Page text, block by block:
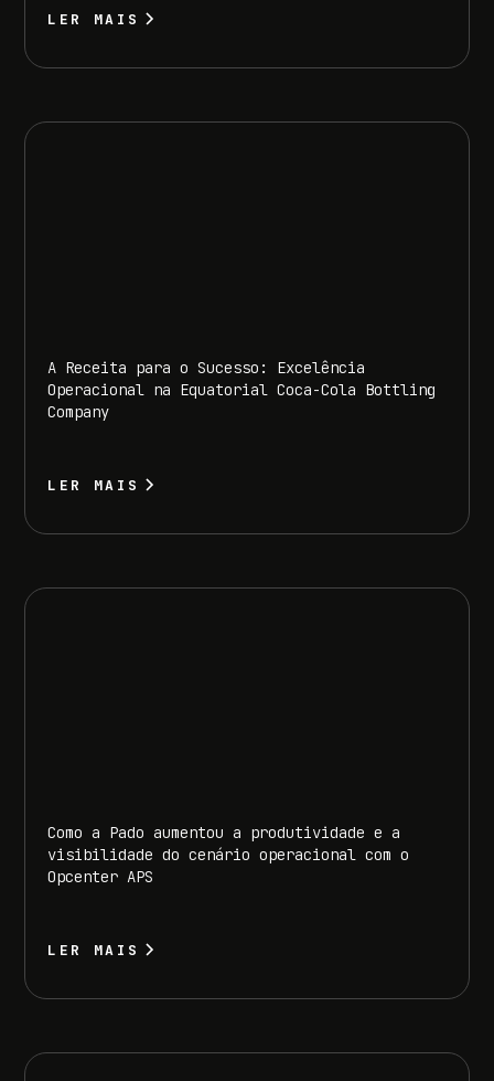
LER MAIS
A Receita para o Sucesso: Excelência
Operacional na Equatorial Coca-Cola Bottling
Company
LER MAIS
Como a Pado aumentou a produtividade e a
visibilidade do cenário operacional com o
Opcenter APS
LER MAIS